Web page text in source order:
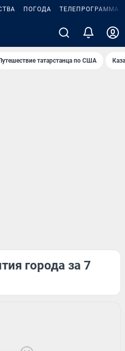
ПОГОДА ТЕЛЕПРОГРАММА
татарстанца по США
города за 7